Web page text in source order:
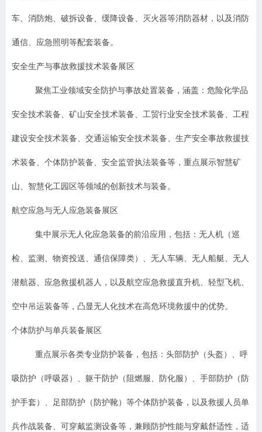
车、消防炮、破拆设备、缓降设备、灭火器等消防器材，以及消防
通信、应急照明等配套装备。
安全生产与事故救援技术装备展区
聚焦工业领域安全防护与事故处置装备，涵盖：危险化学品
安全技术装备、矿山安全技术装备、工贸行业安全技术装备、工程
建设安全技术装备、交通运输安全技术装备、生产安全事故救援技
术装备、个体防护装备、安全监管执法装备等，重点展示智慧矿
山、智慧化工园区等领域的创新技术与装备。
航空应急与无人应急装备展区
集中展示无人化应急装备的前沿应用，包括：无人机（巡
检、监测、物资投送、通信保障类）、无人车辆、无人船艇、无人
潜航器、应急救援机器人，以及航空应急救援直升机、轻型飞机、
空中吊运装备等，凸显无人化技术在高危环境救援中的优势。
个体防护与单兵装备展区
重点展示各类专业防护装备，包括：头部防护（头盔）、呼
吸防护（呼吸器）、躯干防护（阻燃服、防化服）、手部防护（防
护手套）、足部防护（防护靴）等个体防护装备，以及救援人员单
兵作战装备、可穿戴监测设备等，兼顾防护性能与穿戴舒适性，适